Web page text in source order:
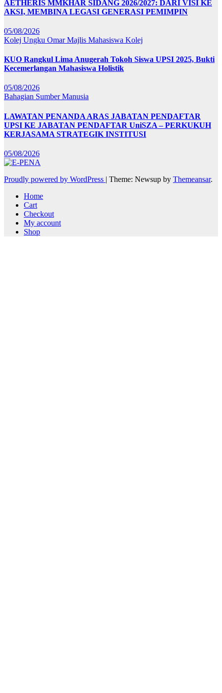
AETHERIS MMKHAR SIDANG 2026/2027: DARI VISI KE
AKSI, MEMBINA LEGASI GENERASI PEMIMPIN
05/08/2026
Kolej Ungku OmarMajlis Mahasiswa Kolej
KUO Rangkul Lima Anugerah Tokoh Siswa UPSI 2025, Bukti
Kecemerlangan Mahasiswa Holistik
05/08/2026
Bahagian Sumber Manusia
LAWATAN PENANDA ARAS JABATAN PENDAFTAR
UPSI KE JABATAN PENDAFTAR UniSZA – PERKUKUH
KERJASAMA STRATEGIK INSTITUSI
05/08/2026
Proudly powered by WordPress | Theme: Newsup by Themeansar.
Home
Cart
Checkout
My account
Shop